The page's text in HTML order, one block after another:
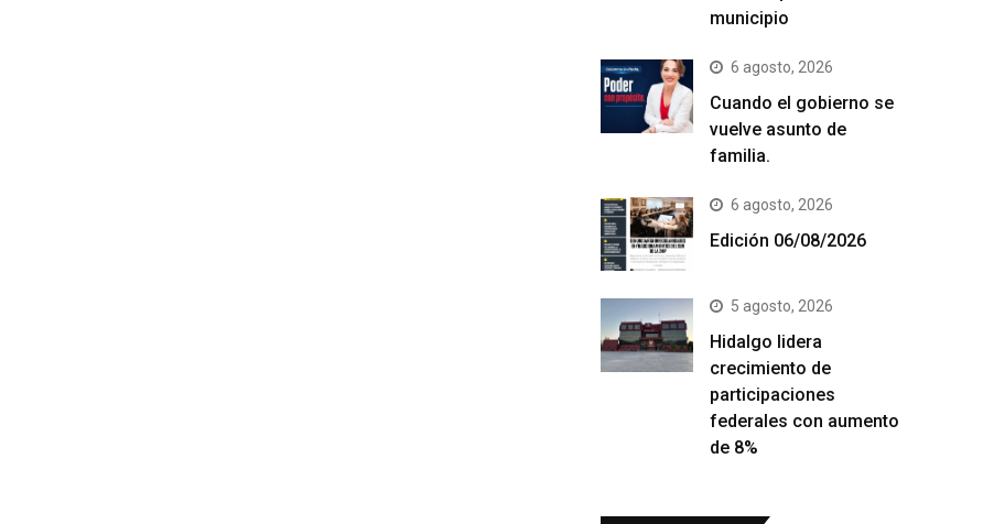
municipio
6 agosto, 2026
Cuando el gobierno se
vuelve asunto de
familia.
6 agosto, 2026
Edición 06/08/2026
5 agosto, 2026
Hidalgo lidera
crecimiento de
participaciones
federales con aumento
de 8%